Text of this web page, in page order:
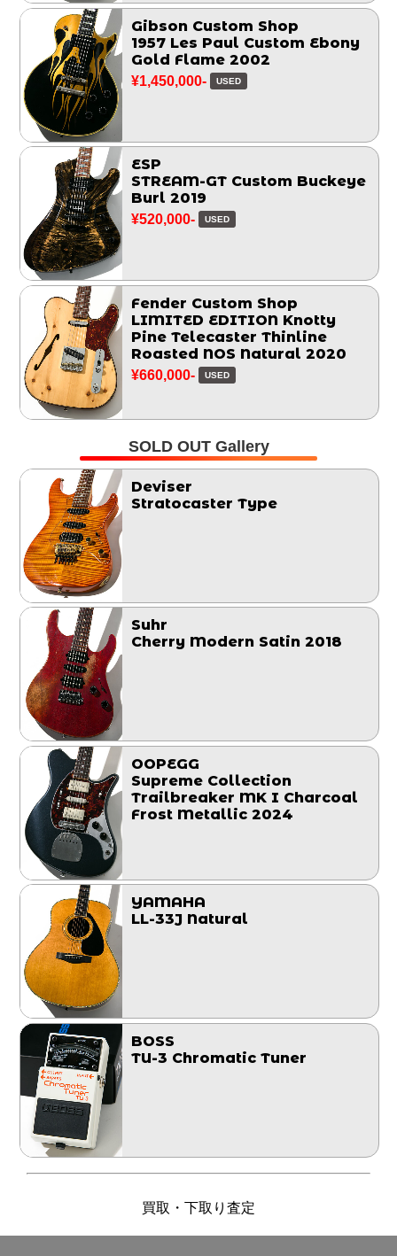
Gibson Custom Shop
1957 Les Paul Custom Ebony
Gold Flame 2002
¥1,450,000- USED
ESP
STREAM-GT Custom Buckeye
Burl 2019
¥520,000- USED
Fender Custom Shop
LIMITED EDITION Knotty
Pine Telecaster Thinline
Roasted NOS Natural 2020
¥660,000- USED
SOLD OUT Gallery
Deviser
Stratocaster Type
Suhr
Cherry Modern Satin 2018
OOPEGG
Supreme Collection
Trailbreaker MK I Charcoal
Frost Metallic 2024
YAMAHA
LL-33J Natural
BOSS
TU-3 Chromatic Tuner
買取・下取り査定